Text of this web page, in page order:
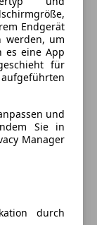
über €
Endgerät
werden, um
es eine App
für
und
Sie in
Manager
durch